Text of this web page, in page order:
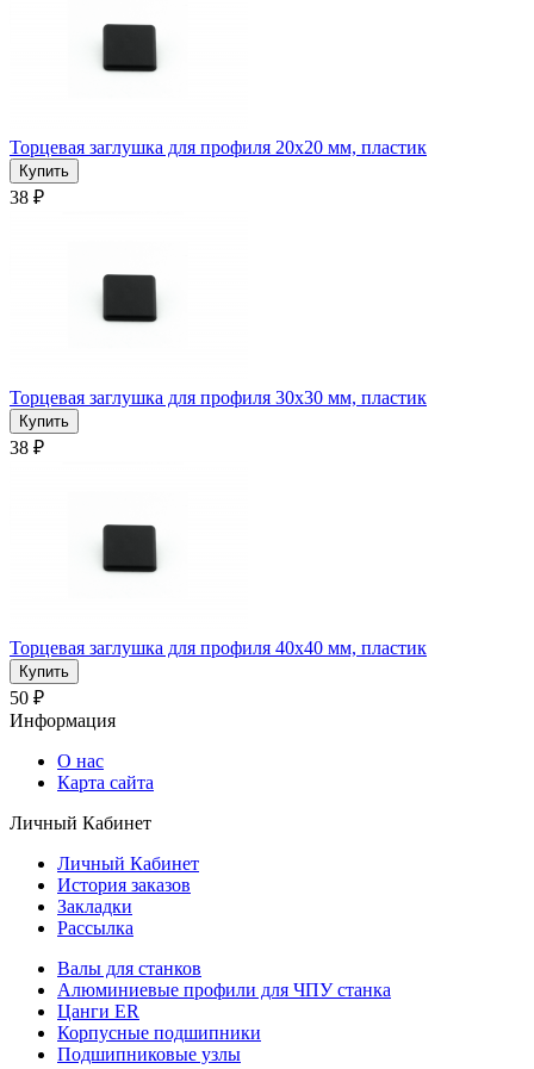
Торцевая заглушка для профиля 20x20 мм, пластик
38 ₽
Торцевая заглушка для профиля 30x30 мм, пластик
38 ₽
Торцевая заглушка для профиля 40x40 мм, пластик
50 ₽
Информация
О нас
Карта сайта
Личный Кабинет
Личный Кабинет
История заказов
Закладки
Рассылка
Валы для станков
Алюминиевые профили для ЧПУ станка
Цанги ER
Корпусные подшипники
Подшипниковые узлы